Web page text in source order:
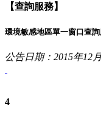
【查詢服務】
環境敏感地區單一窗口查
公告日期：2015年12
4